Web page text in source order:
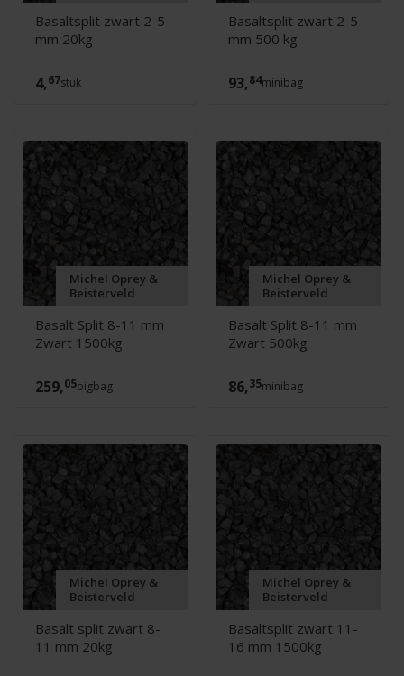
Basaltsplit zwart 2-5
mm 20kg
4,67stuk
Basaltsplit zwart 2-5
mm 500 kg
93,84minibag
Michel Oprey &
Beisterveld
Basalt Split 8-11 mm
Zwart 1500kg
259,05bigbag
Michel Oprey &
Beisterveld
Basalt Split 8-11 mm
Zwart 500kg
86,35minibag
Michel Oprey &
Beisterveld
Basalt split zwart 8-
11 mm 20kg
Michel Oprey &
Beisterveld
Basaltsplit zwart 11-
16 mm 1500kg